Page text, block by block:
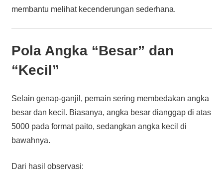
membantu melihat kecenderungan sederhana.
Pola Angka “Besar” dan
“Kecil”
Selain genap-ganjil, pemain sering membedakan angka
besar dan kecil. Biasanya, angka besar dianggap di atas
5000 pada format paito, sedangkan angka kecil di
bawahnya.
Dari hasil observasi: